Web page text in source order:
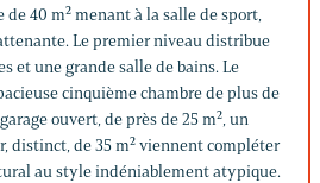
40 m² menant à la salle de sport,
Le premier niveau distribue
et une grande salle de bains. Le
cinquième chambre de plus de
ouvert, de près de 25 m², un
distinct, de 35 m² viennent compléter
au style indéniablement atypique.